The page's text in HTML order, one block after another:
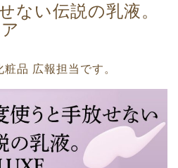
ない伝説の乳液。
品 広報担当です。